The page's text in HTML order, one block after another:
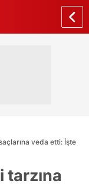
veda etti: İşte
tarzına